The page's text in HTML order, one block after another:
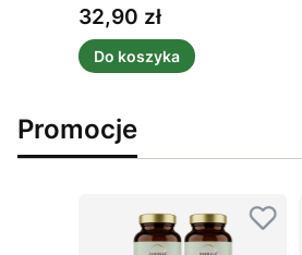
Cena
32,90 zł
Do koszyka
Promocje